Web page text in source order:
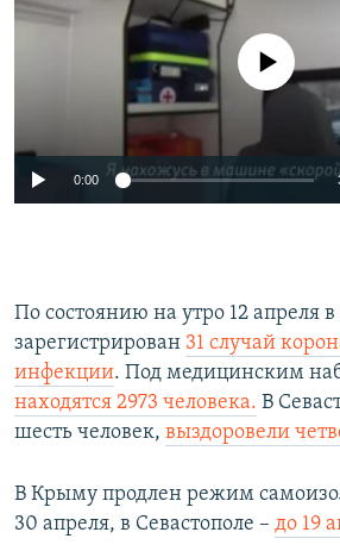
1080p
No media source
0:00
По состоянию на утро 12 апреля
зарегистрирован 31 случай
инфекции. Под медицинским
находятся 2973 человека. В
шесть человек, выздоровели
В Крыму продлен режим
30 апреля, в Севастополе – до 19